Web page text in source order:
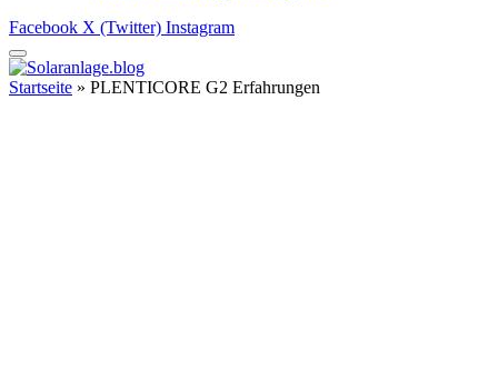
Facebook X (Twitter) Instagram
Startseite » PLENTICORE G2 Erfahrungen